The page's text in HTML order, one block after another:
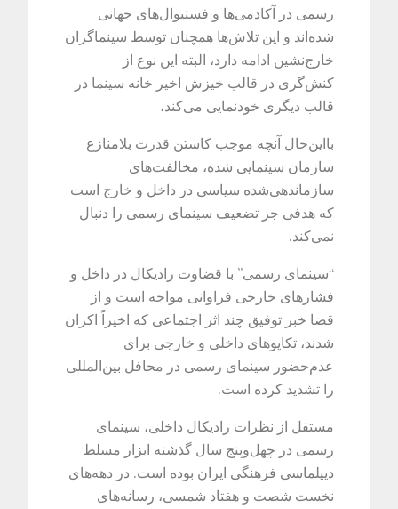
رسمی در آکادمی‌ها و فستیوال‌های جهانی
شده‌اند و این تلاش‌ها همچنان توسط سینماگران
خارج‌نشین ادامه دارد، البته این نوع از
کنش‌گری در قالب خیزش اخیر خانه سینما در
قالب دیگری خودنمایی می‌کند،
با‌این‌حال آنچه موجب کاستن قدرت بلامنازع
سازمان سینمایی شده، مخالفت‌های
سازماندهی‌شده سیاسی در داخل و خارج است
که هدفی جز تضعیف سینمای رسمی را دنبال
نمی‌کند.
“سینمای رسمی” با قضاوت رادیکال در داخل و
فشارهای خارجی فراوانی مواجه است و از
قضا خبر توفیق چند اثر اجتماعی که اخیراً اکران
شدند، تکاپوهای داخلی و خارجی برای
عدم‌حضور سینمای رسمی در محافل بین‌المللی
را تشدید کرده است.
مستقل از نظرات رادیکال داخلی، سینمای
رسمی در چهل‌وپنج سال گذشته ابزار مسلط
دیپلماسی فرهنگی ایران بوده است. در دهه‌های
نخست شصت و هفتاد شمسی، رسانه‌های